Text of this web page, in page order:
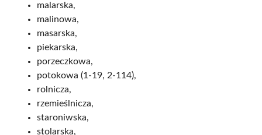
malarska,
malinowa,
masarska,
piekarska,
porzeczkowa,
potokowa (1-19, 2-114),
rolnicza,
rzemieślnicza,
staroniwska,
stolarska,